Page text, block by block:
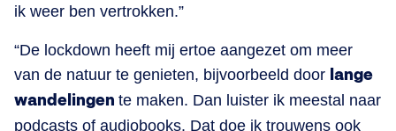
ik weer ben vertrokken.”
“De lockdown heeft mij ertoe aangezet om meer
van de natuur te genieten, bijvoorbeeld door lange
wandelingen te maken. Dan luister ik meestal naar
podcasts of audiobooks. Dat doe ik trouwens ook